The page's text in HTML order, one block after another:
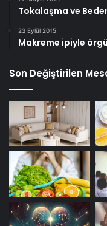
Tokalaşma ve
23 Eylül 2015
Makreme ipiyle
Son Değiştirilen